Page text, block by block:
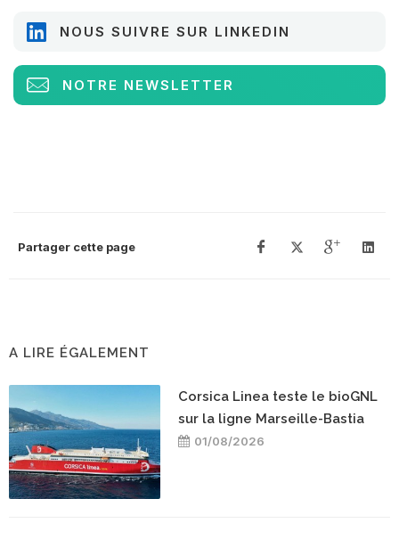
NOUS SUIVRE SUR LINKEDIN
NOTRE NEWSLETTER
Partager cette page
A LIRE ÉGALEMENT
Corsica Linea teste le bioGNL
sur la ligne Marseille-Bastia
01/08/2026